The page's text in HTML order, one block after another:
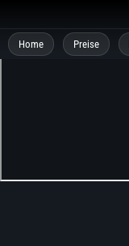
Inhalt
springen
Home Preise